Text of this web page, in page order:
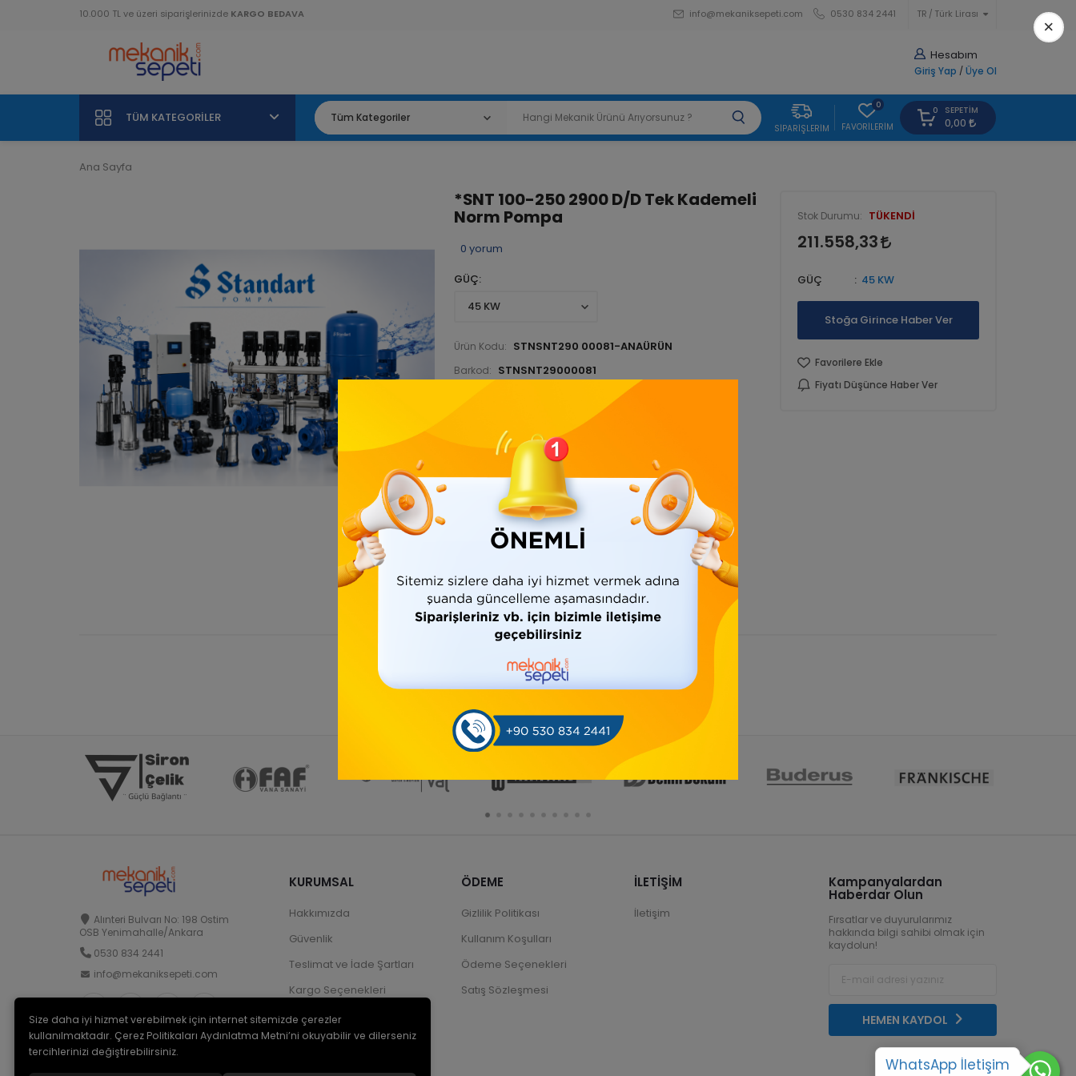
WhatsApp İletişim
10.000 TL ve üzeri siparişlerinizde KARGO BEDAVA TR Türk Lirası
info@mekaniksepeti.com 0530 834 2441
Hesabım
Giriş Yap / Üye Ol
TÜM KATEGORILER
SIPARIŞLERIM
0
FAVORILERIM
0 SEPETIM
0,00
Ana Sayfa
*SNT 100-250 2900 D/D Tek Kademeli
Norm Pompa
0 yorum
GÜÇ
Ürün Kodu: STNSNT290 00081-ANAÜRÜN
Barkod: STNSNT29000081
Stok Durumu: TÜKENDİ
211.558,33
GÜÇ 45 KW
Stoğa Girince Haber Ver
Favorilere Ekle
Fiyatı Düşünce Haber Ver
Ürün Bilgisi Yorumlar (0)
Alınteri Bulvarı No: 198 Ostim
OSB Yenimahalle/Ankara
0530 834 2441
info@mekaniksepeti.com
Kampanyalardan
Haberdar Olun
Fırsatlar ve duyurularımız
hakkında bilgi sahibi olmak için
kaydolun!
HEMEN KAYDOL
KURUMSAL
Hakkımızda
Güvenlik
Teslimat ve İade Şartları
Kargo Seçenekleri
ÖDEME
Gizlilik Politikası
Kullanım Koşulları
Ödeme Seçenekleri
Satış Sözleşmesi
İLETİŞİM
İletişim
Size daha iyi hizmet verebilmek için internet sitemizde çerezler
kullanılmaktadır. Çerez Politikaları Aydınlatma Metni’ni okuyabilir ve dilerseniz
tercihlerinizi değiştirebilirsiniz.
×